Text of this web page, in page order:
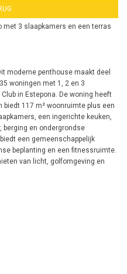
met 3 slaapkamers en een terras
moderne penthouse maakt deel
woningen met 1, 2 en 3
in Estepona. De woning heeft
117 m² woonruimte plus een
een ingerichte keuken,
berging en ondergrondse
een gemeenschappelijk
beplanting en een fitnessruimte.
van licht, golfomgeving en